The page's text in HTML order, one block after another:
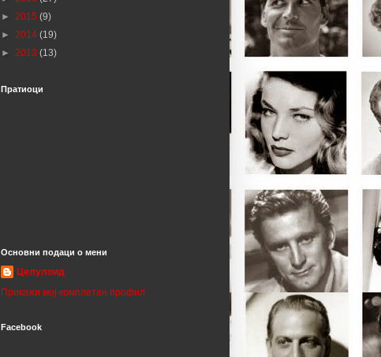
► 2015 (9)
► 2014 (19)
► 2013 (13)
Пратиоци
Основни подаци о мени
Целулоид
Прикажи мој комплетан профил
Facebook